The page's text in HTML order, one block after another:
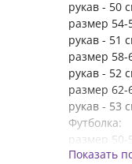
рукав - 50
размер
рукав - 51
размер
рукав - 52
размер
рукав - 53
Футболка:
размер 50-
размер 54-
Показать